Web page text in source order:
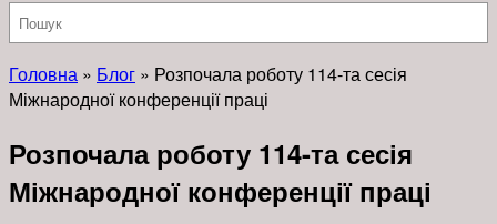
Пошук
Головна » Блог » Розпочала роботу 114-та сесія
Міжнародної конференції праці
Розпочала роботу 114-та сесія
Міжнародної конференції праці